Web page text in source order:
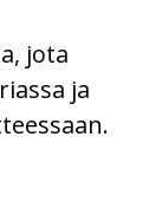
jota
ja